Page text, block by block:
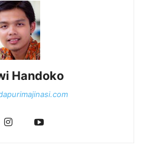
Handoko